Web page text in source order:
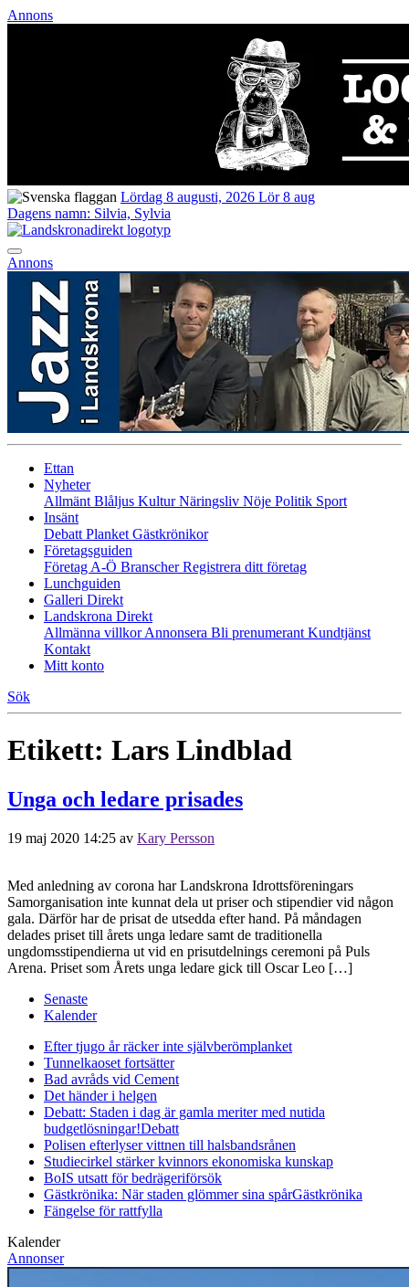
Annons
Lördag 8 augusti, 2026 Lör 8 aug
Dagens namn: Silvia, Sylvia
Annons
Ettan
Nyheter
Allmänt Blåljus KulturNäringsliv Nöje Politik Sport
Insänt
Debatt Planket Gästkrönikor
Företagsguiden
Företag A-Ö BranscherRegistrera ditt företag
Lunchguiden
Galleri Direkt
Landskrona Direkt
Allmänna villkorAnnonsera Bli prenumerant Kundtjänst
Kontakt
Mitt konto
Sök
Etikett: Lars Lindblad
Unga och ledare prisades
19 maj 2020 14:25 av Kary Persson
Med anledning av corona har Landskrona Idrottsföreningars
Samorganisation inte kunnat dela ut priser och stipendier vid någon
gala. Därför har de prisat de utsedda efter hand. På måndagen
delades priset till årets unga ledare samt de traditionella
ungdomsstipendierna ut vid en prisutdelnings ceremoni på Puls
Arena. Priset som Årets unga ledare gick till Oscar Leo […]
Senaste
Kalender
Efter tjugo år räcker inte självberömplanket
Tunnelkaoset fortsätter
Bad avråds vid Cement
Det händer i helgen
Debatt: Staden i dag är gamla meriter med nutida
budgetlösningar!Debatt
Polisen efterlyser vittnen till halsbandsrånen
Studiecirkel stärker kvinnors ekonomiska kunskap
BoIS utsatt för bedrägeriförsök
Gästkrönika: När staden glömmer sina spårGästkrönika
Fängelse för rattfylla
Kalender
Annonser